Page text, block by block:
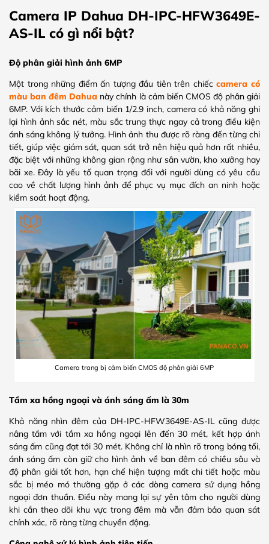
Camera IP Dahua DH-IPC-HFW3649E-
AS-IL có gì nổi bật?
Độ phân giải hình ảnh 6MP
Một trong những điểm ấn tượng đầu tiên trên chiếccamera có
màu ban đêm Dahua này chính là cảm biến CMOS độ phân giải
6MP. Với kích thước cảm biến 1/2.9 inch, camera có khả năng ghi
lại hình ảnh sắc nét, màu sắc trung thực ngay cả trong điều kiện
ánh sáng không lý tưởng. Hình ảnh thu được rõ ràng đến từng chi
tiết, giúp việc giám sát, quan sát trở nên hiệu quả hơn rất nhiều,
đặc biệt với những không gian rộng như sân vườn, kho xưởng hay
bãi xe. Đây là yếu tố quan trọng đối với người dùng có yêu cầu
cao về chất lượng hình ảnh để phục vụ mục đích an ninh hoặc
kiểm soát hoạt động.
Camera trang bị cảm biến CMOS độ phân giải 6MP
Tầm xa hồng ngoại và ánh sáng ấm là 30m
Khả năng nhìn đêm của DH-IPC-HFW3649E-AS-IL cũng được
nâng tầm với tầm xa hồng ngoại lên đến 30 mét, kết hợp ánh
sáng ấm cũng đạt tới 30 mét. Không chỉ là nhìn rõ trong bóng tối,
ánh sáng ấm còn giữ cho hình ảnh về ban đêm có chiều sâu và
độ phân giải tốt hơn, hạn chế hiện tượng mất chi tiết hoặc màu
sắc bị méo mó thường gặp ở các dòng camera sử dụng hồng
ngoại đơn thuần. Điều này mang lại sự yên tâm cho người dùng
khi cần theo dõi khu vực trong đêm mà vẫn đảm bảo quan sát
chính xác, rõ ràng từng chuyển động.